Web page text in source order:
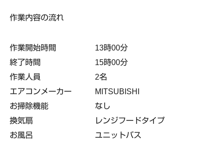
作業内容の流れ
作業開始時間 13時00分
終了時間 15時00分
作業人員 2名
エアコンメーカー MITSUBISHI
お掃除機能 なし
換気扇 レンジフードタイプ
お風呂 ユニットバス